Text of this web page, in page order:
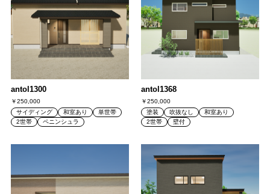
antol1300
￥250,000
サイディング
和室あり
単世帯
2世帯
ペニンシュラ
antol1368
￥250,000
塗装
吹抜なし
和室あり
2世帯
壁付